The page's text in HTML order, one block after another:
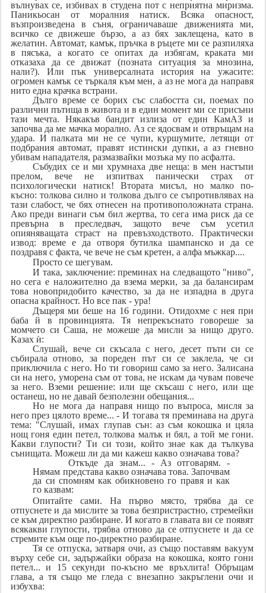
вълнувах се, избивах в студена пот с неприятна миризма.
Паникьосан от моралния натиск. Всяка опасност,
възпроизведена в съня, ограничаваше движенията ми,
всичко се движеше бързо, а аз бях заклещена, като в
желатин. Автомат, камък, пръчка в ръцете ми се разпиляха
в пясъка, а когато се опитах да избягам, краката ми
отказаха да се движат (позната ситуация за мнозина,
нали?). Или пък универсалната история на ужасите:
огромен камък се търкаля към мен, а аз не мога да направя
нито една крачка встрани.
Дълго време се борих със слабостта си, поемах по
различни пътища в живота и в един момент ми се присъни
тази мечта. Някакъв бандит излиза от един КамАЗ и
започва да ме мачка морално. Аз се ядосвам и отвръщам на
удара. И палката ми не се чупи, куршумите, летящи от
подбрания автомат, правят истински дупки, а аз гневно
убивам нападателя, размазвайки мозъка му по асфалта.
Събудих се и ми хрумнаха две неща: в мен настъпи
прелом, вече не изпитвах панически страх от
психологически натиск! Втората мисъл, но малко по-
късно: толкова силно и толкова дълго се съпротивлявах на
тази слабост, че бях отнесен на противоположната страна.
Ако преди винаги съм бил жертва, то сега има риск да се
превърна в преследвач, защото вече съм усетил
опияняващата страст на превъзходството. Практически
извод: време е да отворя бутилка шампанско и да се
поздравя с факта, че вече не съм кретен, а алфа мъжкар....
Просто се шегувам.
И така, заключение: преминах на следващото "ниво",
но сега е наложително да взема мерки, за да балансирам
това новопридобито качество, за да не изпадна в друга
опасна крайност. Но все пак - ура!
Дъщеря ми беше на 16 години. Отидохме с нея при
баба й в провинцията. Тя непрекъснато говореше за
момчето си Саша, не можеше да мисли за нищо друго.
Казах ѝ:
Слушай, вече си скъсала с него, десет пъти си се
събирала отново, за пореден път си се заклела, че си
приключила с него. Но ти говориш само за него. Залисана
си на него, уморена съм от това, не искам да чувам повече
за него. Вземи решение: или ще скъсаш с него, или ще
останеш, но не давай безполезни обещания...
Но не мога да направя нищо по въпроса, мисля за
него през цялото време... - И тогава тя преминава на друга
тема: "Слушай, имах глупав сън: аз съм кокошка и цяла
нощ гоня един петел, толкова малък и бял, а той ме гони.
Какви глупости? Ти си този, който знае как да тълкува
сънищата. Можеш ли да ми кажеш какво означава това?
Откъде да знам... - Аз отговарям. -
Нямам представа какво означава това. Започвам
да си спомням как обикновено го правя и как
го казвам:
Опитайте сами. На първо място, трябва да се
отпуснете и да мислите за това безпристрастно, стремейки
се към директно разбиране. И когато в главата ви се появят
всякакви глупости, трябва отново да се отпуснете и да се
стремите към още по-директно разбиране.
Тя се отпуска, затваря очи, аз също поставям вакуум
върху себе си, задържайки образа на кокошка, която гони
петел... и 15 секунди по-късно ме връхлита! Обръщам
глава, а тя също ме гледа с внезапно закръглени очи и
избухва: